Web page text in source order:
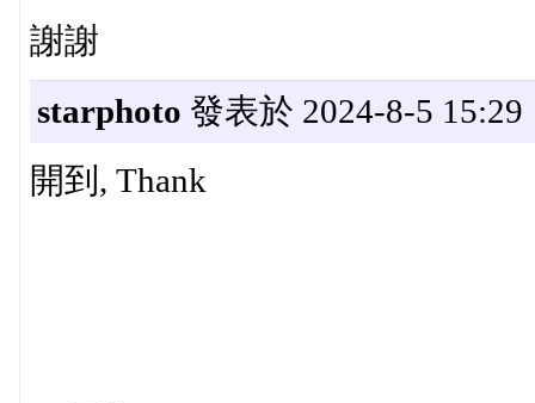
謝謝
starphoto 發表於 2024-8-5 15:29
開到, Thank